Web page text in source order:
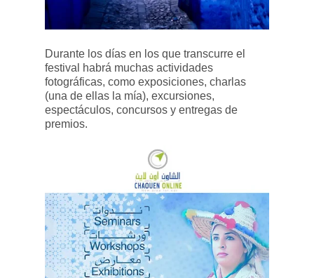
Durante los días en los que transcurre el
festival habrá muchas actividades
fotográficas, como exposiciones, charlas
(una de ellas la mía), excursiones,
espectáculos, concursos y entregas de
premios.